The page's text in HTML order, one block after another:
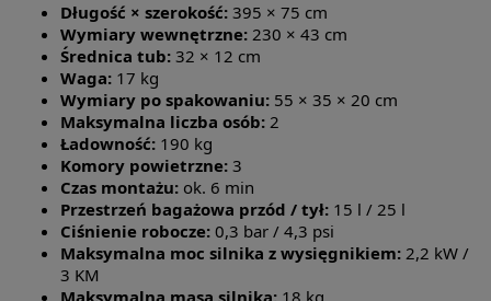
Długość × szerokość: 395 × 75 cm
Wymiary wewnętrzne: 230 × 43 cm
Średnica tub: 32 × 12 cm
Waga: 17 kg
Wymiary po spakowaniu: 55 × 35 × 20 cm
Maksymalna liczba osób: 2
Ładowność: 190 kg
Komory powietrzne: 3
Czas montażu: ok. 6 min
Przestrzeń bagażowa przód / tył: 15 l / 25 l
Ciśnienie robocze: 0,3 bar / 4,3 psi
Maksymalna moc silnika z wysięgnikiem: 2,2 kW /
3 KM